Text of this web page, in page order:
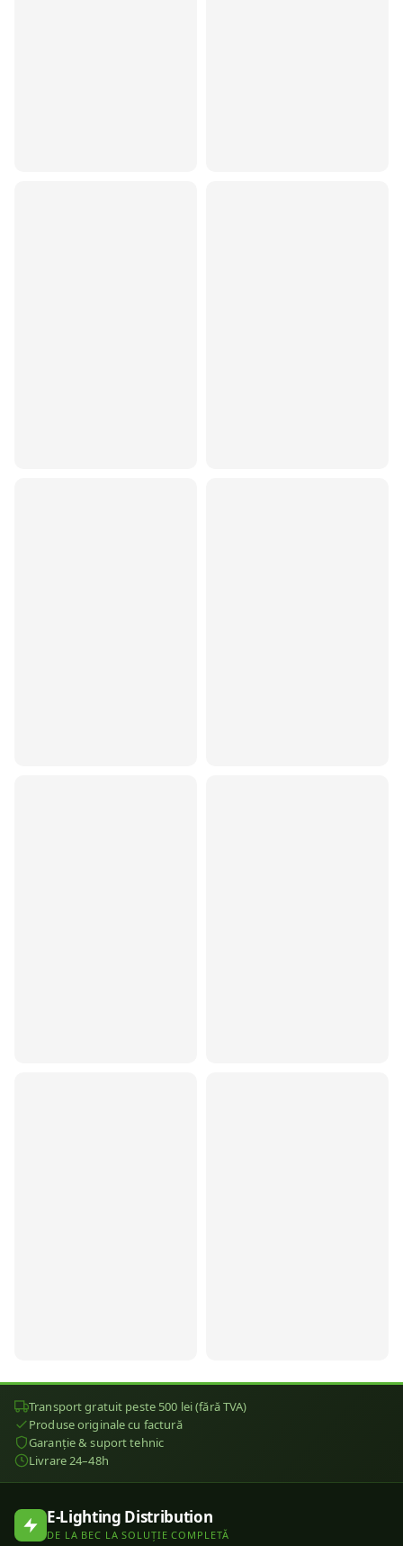
Transport gratuit peste 500 lei (fără TVA)
Produse originale cu factură
Garanție & suport tehnic
Livrare 24–48h
E-Lighting Distribution
DE LA BEC LA SOLUȚIE COMPLETĂ